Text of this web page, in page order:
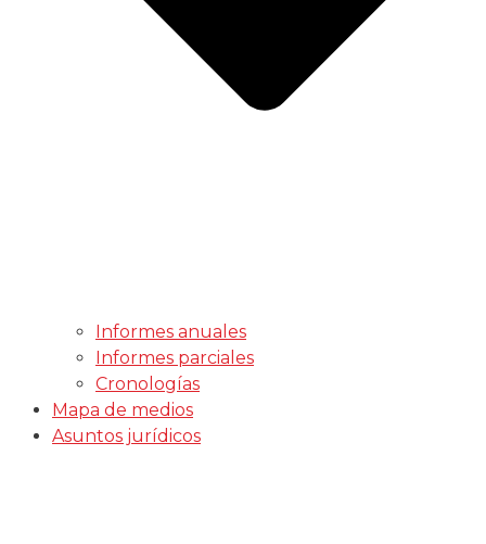
Informes anuales
Informes parciales
Cronologías
Mapa de medios
Asuntos jurídicos